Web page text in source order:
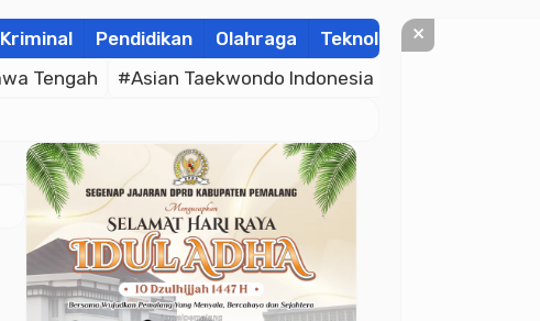
Pendidikan Olahraga Teknologi
Tengah #Asian Taekwondo Indonesia Open
×